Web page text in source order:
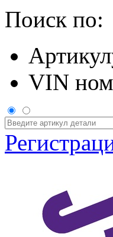
Поиск по:
VIN